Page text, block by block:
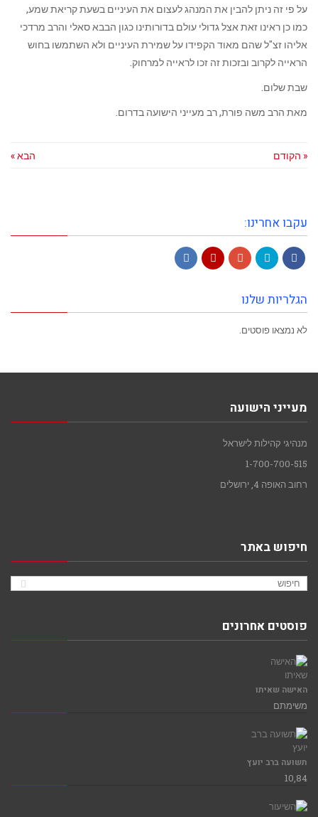
על פי זה ניתן להבין את המנהג לעצום את העיניים בשעת קריאת שמע,
כמו כן ראינו זאת אצל גדולי עולם בדורותינו כגון הבבא סאלי והרב מרדכי
אליהו זצ"ל שהם מאוד הקפידו על שמירת העיניים ולא השתמשו בחוש
הראייה לקרוב ובזכות זה זכו לראייה למרחוק.
שבת שלום.
מאת הרב משה פורת, רב מעייני הישועה בדרום.
« הקודם הבא »
עקבו אחרינו:
הגלריות שלנו
לא נמצאו פוסטים.
מעייני הישועה
מנהיגי קהילות לישראל
1-700-700-515
רחוב האופה 4, ירושלים
חיפוש באתר
פוסטים אחרונים
האישה שאיתו
משימתם
תשועה ברב יועץ
10,84